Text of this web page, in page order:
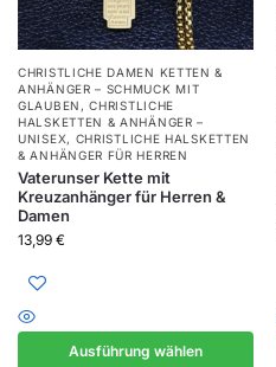
CHRISTLICHE DAMEN KETTEN &
ANHÄNGER – SCHMUCK MIT
GLAUBEN ,CHRISTLICHE
HALSKETTEN & ANHÄNGER –
UNISEX, CHRISTLICHE HALSKETTEN
& ANHÄNGER FÜR HERREN
Vaterunser Kette mit
Kreuzanhänger für Herren &
Damen
13,99 €
Ausführung wählen